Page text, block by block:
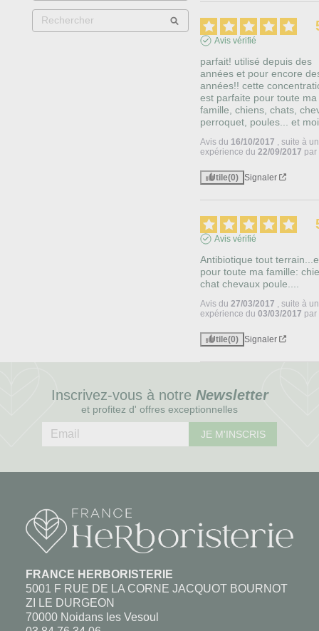
Avis vérifié
parfait! utilisé depuis des
années et pour encore
années!! cette
est parfaite pour toute ma
famille, chiens, chats,
perroquet, poules... et
Avis du 16/10/2017 , suite à
expérience du22/09/2017 par
Utile(0) Signaler
Avis vérifié
Antibiotique tout
pour toute ma famille:
chat chevaux poule....
Avis du27/03/2017 , suite à
expérience du03/03/2017 par
Utile(0) Signaler
Inscrivez-vous à notre Newsletter
et profitez d' offres exceptionnelles
JE M'INSCRIS
FRANCE HERBORISTERIE
5001 F RUE DE LA CORNE JACQUOT BOURNOT
ZI LE DURGEON
70000 Noidans les Vesoul